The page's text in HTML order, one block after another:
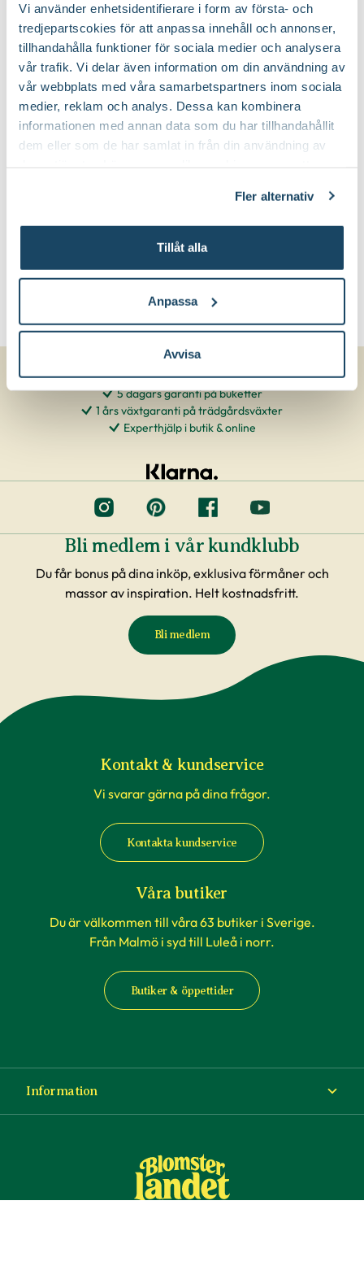
Vi använder enhetsidentifierare i form av första- och
tredjepartscokies för att anpassa innehåll och annonser,
tillhandahålla funktioner för sociala medier och analysera
vår trafik. Vi delar även information om din användning av
vår webbplats med våra samarbetspartners inom sociala
medier, reklam och analys. Dessa kan kombinera
informationen med annan data som du har tillhandahållit
dem eller som de har samlat in från din användning av
Fler alternativ
Tillåt alla
Anpassa
Avvisa
Växtsätt: Buskigt
Beskärningssätt: Beskärning är inte nödvändig
5 dagars garanti på buketter
1 års växtgaranti på trädgårdsväxter
Experthjälp i butik & online
Bli medlem i vår kundklubb
Du får bonus på dina inköp, exklusiva förmåner och
massor av inspiration. Helt kostnadsfritt.
Bli medlem
Kontakt & kundservice
Vi svarar gärna på dina frågor.
Kontakta kundservice
Våra butiker
Du är välkommen till våra 63 butiker i Sverige.
Från Malmö i syd till Luleå i norr.
Butiker & öppettider
Information
Köp- och leveransvillkor